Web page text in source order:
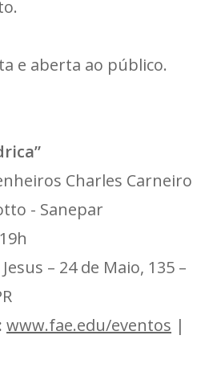
e aberta ao público.
Charles Carneiro
- Sanepar
– 24 de Maio, 135 –
www.fae.edu/eventos |